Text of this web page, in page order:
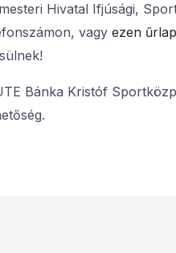
Hivatal Ifjúsági,
vagy ezen űrlap
Bánka Kristóf